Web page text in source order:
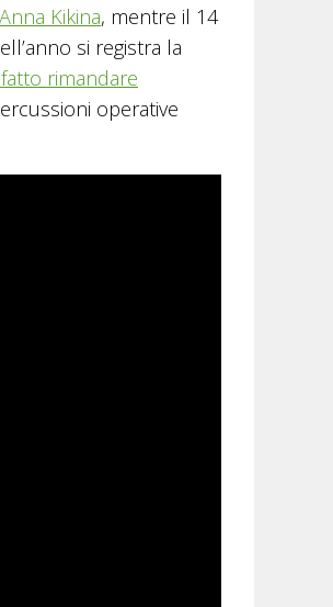
Anna Kikina, mentre il 14
si registra la
rimandare
operative